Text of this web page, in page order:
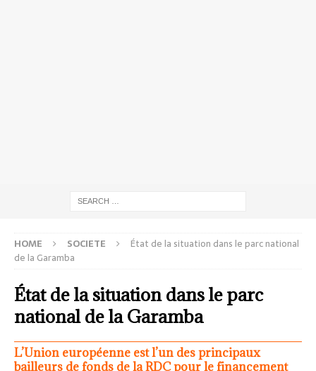
HOME SOCIETE
État de la situation dans le parc national
de la Garamba
État de la situation dans le parc
national de la Garamba
L’Union européenne est l’un des principaux
bailleurs de fonds de la RDC pour le financement